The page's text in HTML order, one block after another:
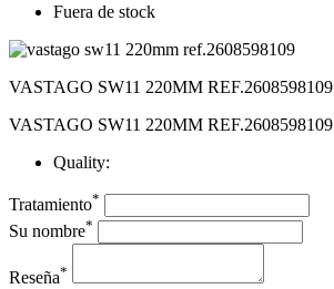
Fuera de stock
VASTAGO SW11 220MM REF.2608598109
VASTAGO SW11 220MM REF.2608598109
Quality:
Tratamiento*
Su nombre*
Reseña*